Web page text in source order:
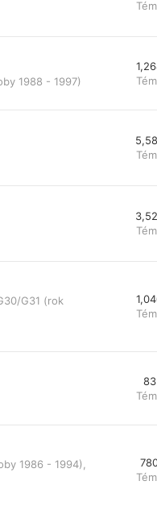
1988 - 1997)
G31 (rok
83
1986 - 1994),